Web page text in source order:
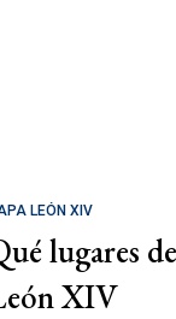
LEÓN XIV
lugares
XIV